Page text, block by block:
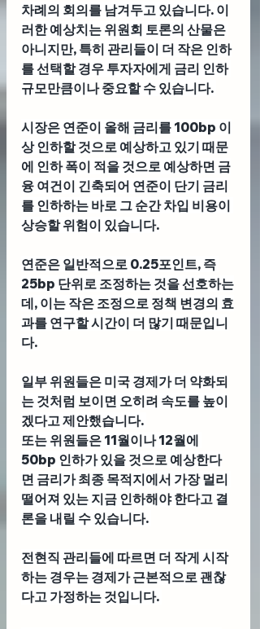
차례의 회의를 남겨두고 있습니다. 이
러한 예상치는 위원회 토론의 산물은
아니지만, 특히 관리들이 더 작은 인하
를 선택할 경우 투자자에게 금리 인하
규모만큼이나 중요할 수 있습니다.
시장은 연준이 올해 금리를 100bp 이
상 인하할 것으로 예상하고 있기 때문
에 인하 폭이 적을 것으로 예상하면 금
융 여건이 긴축되어 연준이 단기 금리
를 인하하는 바로 그 순간 차입 비용이
상승할 위험이 있습니다.
연준은 일반적으로 0.25포인트, 즉
25bp 단위로 조정하는 것을 선호하는
데, 이는 작은 조정으로 정책 변경의 효
과를 연구할 시간이 더 많기 때문입니
다.
일부 위원들은 미국 경제가 더 약화되
는 것처럼 보이면 오히려 속도를 높이
겠다고 제안했습니다.
또는 위원들은 11월이나 12월에
50bp 인하가 있을 것으로 예상한다
면 금리가 최종 목적지에서 가장 멀리
떨어져 있는 지금 인하해야 한다고 결
론을 내릴 수 있습니다.
전현직 관리들에 따르면 더 작게 시작
하는 경우는 경제가 근본적으로 괜찮
다고 가정하는 것입니다.